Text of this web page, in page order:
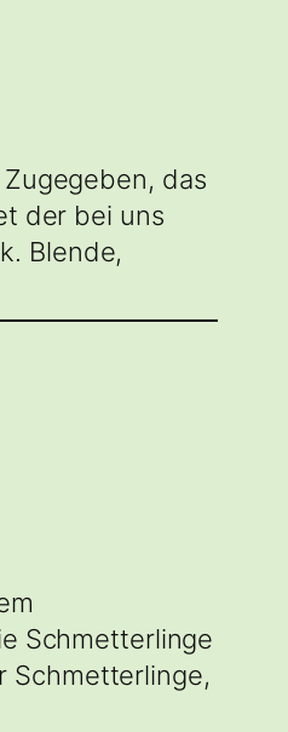
das
der bei uns
Blende,
Schmetterlinge
Schmetterlinge,